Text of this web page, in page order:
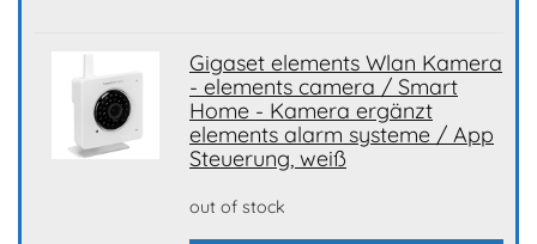
Gigaset elements Wlan Kamera
- elements camera / Smart
Home - Kamera ergänzt
elements alarm systeme / App
Steuerung, weiß
out of stock